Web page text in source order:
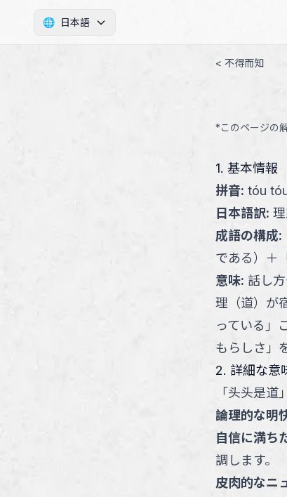
🌐 日本語
< 不得而知
*このページの
1. 基本情報
拼音: tóu
日本語訳:
成語の構成:
である） ＋
意味: 話し
理（道）が
っている」
もらしさ」
2. 詳細な意
「头头是道」
論理的な明
自信に満ち
調します。
皮肉的なニ